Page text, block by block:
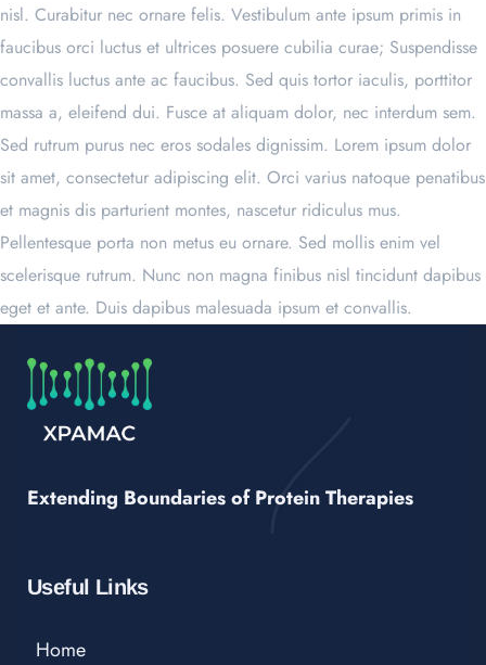
nisl. Curabitur nec ornare felis. Vestibulum ante ipsum primis in
faucibus orci luctus et ultrices posuere cubilia curae; Suspendisse
convallis luctus ante ac faucibus. Sed quis tortor iaculis, porttitor
massa a, eleifend dui. Fusce at aliquam dolor, nec interdum sem.
Sed rutrum purus nec eros sodales dignissim. Lorem ipsum dolor
sit amet, consectetur adipiscing elit. Orci varius natoque penatibus
et magnis dis parturient montes, nascetur ridiculus mus.
Pellentesque porta non metus eu ornare. Sed mollis enim vel
scelerisque rutrum. Nunc non magna finibus nisl tincidunt dapibus
eget et ante. Duis dapibus malesuada ipsum et convallis.
Extending Boundaries of Protein Therapies
Useful Links
Home